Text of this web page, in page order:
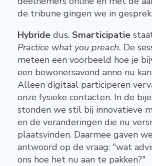
de tribune gingen we in
Hybride dus. Smarticipatie
Practice what you preach. De
meteen een voorbeeld hoe je
een bewonersavond anno nu
Alleen digitaal participeren
onze fysieke contacten. In de
stonden we stil bij innovatieve
en de veranderingen die nu
plaatsvinden. Daarmee gaven
antwoord op de vraag: "wat
ons hoe het nu aan te pakken?"